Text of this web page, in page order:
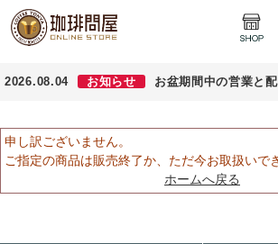
2026.08.04 お知らせ お盆期間中の営業と
申し訳ございません。
ご指定の商品は販売終了か、ただ今お取扱いで
ホームへ戻る